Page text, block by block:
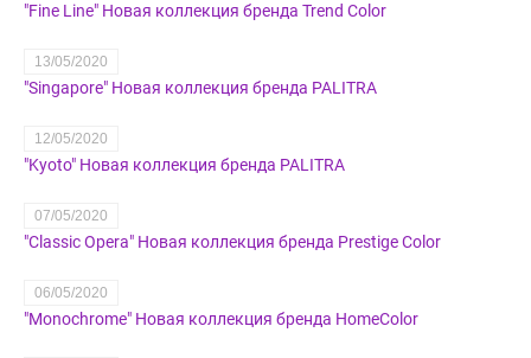
"Fine Line" Новая коллекция бренда Trend Color
13/05/2020
"Singapore" Новая коллекция бренда PALITRA
12/05/2020
"Kyoto" Новая коллекция бренда PALITRA
07/05/2020
"Classic Opera" Новая коллекция бренда Prestige Color
06/05/2020
"Monochrome" Новая коллекция бренда HomeColor